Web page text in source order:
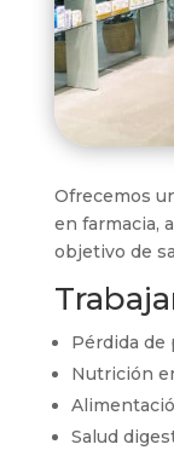
Ofrecemos
en farmacia,
objetivo de
Pérdida de
Nutrición
Salud